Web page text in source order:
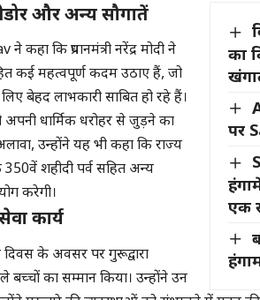
का
पर
एक
और अन्य सौगातें
कहा कि प्रधानमंत्री नरेंद्र मोदी ने
कई महत्वपूर्ण कदम उठाए हैं, जो
बेहद लाभकारी साबित हो रहे हैं।
अपनी धार्मिक धरोहर से जुड़ने का
उन्होंने यह भी कहा कि राज्य
शहीदी पर्व सहित अन्य
करेगी।
कार्य
के अवसर पर गुरूद्वारा
बच्चों का सम्मान किया। उन्होंने उन